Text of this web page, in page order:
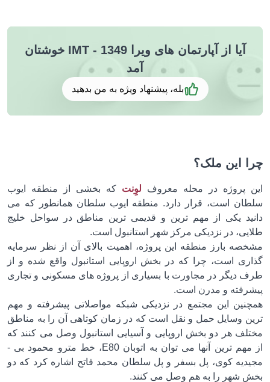
آیا از آپارتمان های ویرا IMT - 1349 خوشتان
آمد
بله، پیشنهاد ویژه به من بدهید
این ملک؟
پروژه در محله معروف لوِنت
که بخشی از منطقه ایوب
است، قرار دارد. منطقه ایوب سلطان همانطور که می
یکی از مهم ترین و قدیمی ترین مناطق در سواحل خلیج
در نزدیکی مرکز شهر استانبول است.
بارز منطقه این پروژه، اهمیت بالای آن از نظر سرمایه
است، چرا که در بخش اروپایی استانبول واقع شده و از
دیگر در مجاورت با بسیاری از پروژه های مسکونی و تجاری
و مدرن است.
این مجتمع در نزدیکی شبکه مواصلاتی پیشرفته و مهم
وسایل حمل و نقل است که در زمان کوتاهی آن را به مناطق
هر دو بخش اروپایی و آسیایی استانبول وصل می کنند که
از مهم ترین آنها می توان به اتوبان E80، خط مترو محمود بی -
کوی، پل بسفر و پل سلطان محمد فاتح اشاره کرد که دو
شهر را به هم وصل می کنند.